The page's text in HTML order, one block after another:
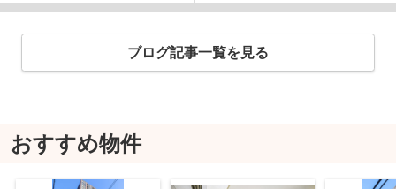
ブログ記事一覧を見る
おすすめ物件